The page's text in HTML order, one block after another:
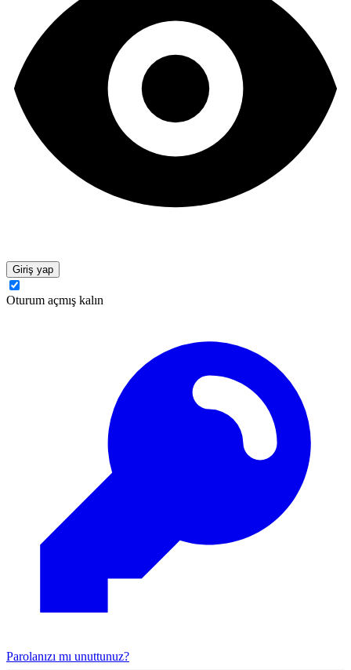
Giriş yap
Oturum açmış kalın
Parolanızı mı unuttunuz?